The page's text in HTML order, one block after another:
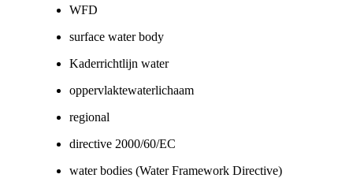
WFD
surface water body
Kaderrichtlijn water
oppervlaktewaterlichaam
regional
directive 2000/60/EC
water bodies (Water Framework Directive)